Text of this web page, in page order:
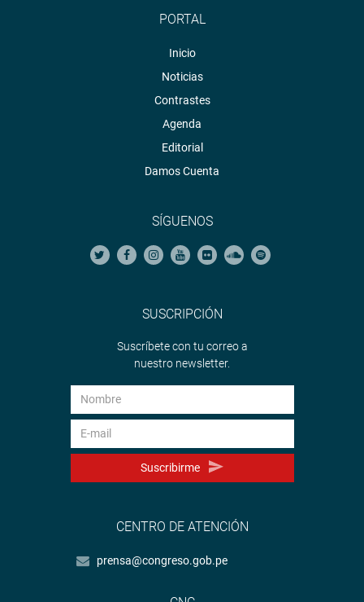
PORTAL
Inicio
Noticias
Contrastes
Agenda
Editorial
Damos Cuenta
SÍGUENOS
SUSCRIPCIÓN
Suscríbete con tu correo a
nuestro newsletter.
Suscribirme
CENTRO DE ATENCIÓN
prensa@congreso.gob.pe